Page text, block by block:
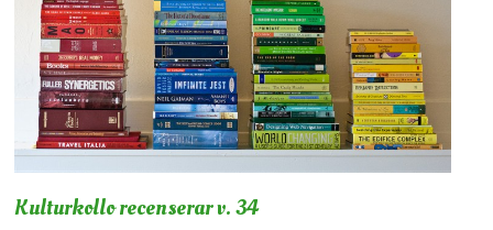
Kulturkollo recenserar v. 34